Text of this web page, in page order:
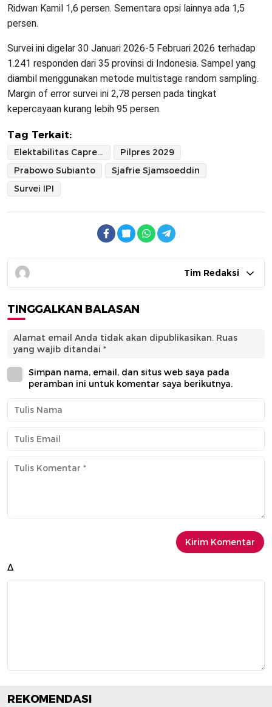
Ridwan Kamil 1,6 persen. Sementara opsi lainnya ada 1,5
persen.
Survei ini digelar 30 Januari 2026-5 Februari 2026 terhadap
1.241 responden dari 35 provinsi di Indonesia. Sampel yang
diambil menggunakan metode multistage random sampling.
Margin of error survei ini 2,78 persen pada tingkat
kepercayaan kurang lebih 95 persen.
Tag Terkait:
Elektabilitas Capres 2029
Pilpres 2029
Prabowo Subianto
Sjafrie Sjamsoeddin
Survei IPI
Tim Redaksi
TINGGALKAN BALASAN
Alamat email Anda tidak akan dipublikasikan. Ruas
yang wajib ditandai *
Simpan nama, email, dan situs web saya pada
peramban ini untuk komentar saya berikutnya.
Δ
REKOMENDASI